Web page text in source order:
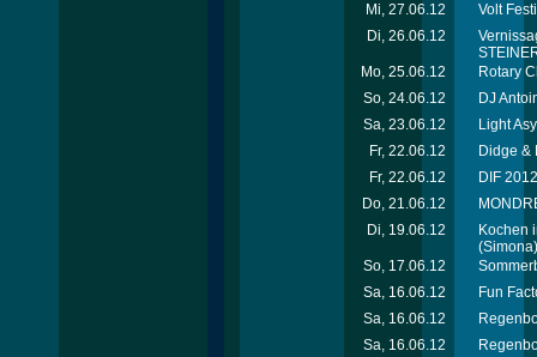
Mi, 27.06.12
Volt
Di, 26.06.12
Mo, 25.06.12
Rotary
So, 24.06.12
DJ
Sa, 23.06.12
Light
Fr, 22.06.12
Didge &
Fr, 22.06.12
DIF
Do, 21.06.12
Di, 19.06.12
Kochen
(Simona)
So, 17.06.12
Sa, 16.06.12
Fun
Sa, 16.06.12
Sa, 16.06.12